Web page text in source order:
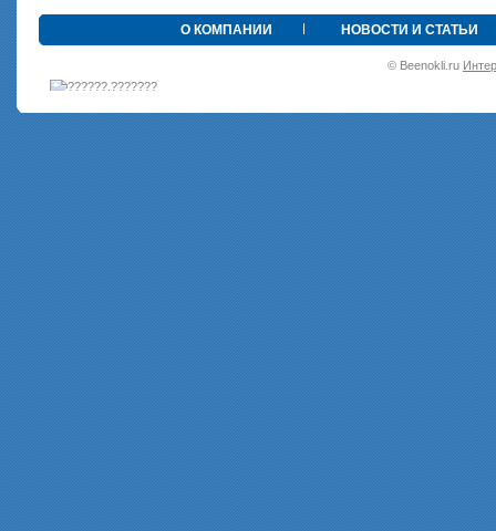
О КОМПАНИИ НОВОСТИ И СТАТЬИ
© Beenokli.ru
•